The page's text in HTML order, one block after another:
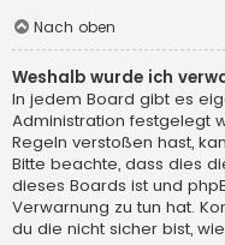
Nach oben
Weshalb wurde ich
In jedem Board gibt es
Administration festgelegt
Regeln verstoßen hast,
Bitte beachte, dass dies
dieses Boards ist und
Verwarnung zu tun hat.
du die nicht sicher bist,